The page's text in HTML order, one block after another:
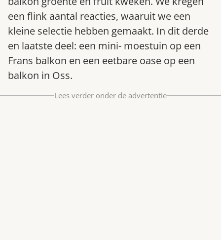
Gardeners’ World 08/2026
Bestel nu
een flink aantal reacties, waaruit we een
kleine selectie hebben gemaakt. In dit derde
en laatste deel: een mini- moestuin op een
Frans balkon en een eetbare oase op een
balkon in Oss.
Lees verder onder de advertentie